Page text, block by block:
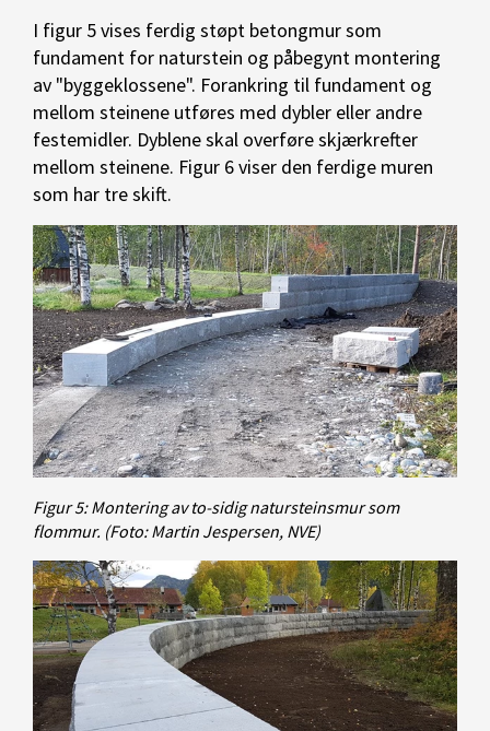
I figur 5 vises ferdig støpt betongmur som
fundament for naturstein og påbegynt montering
av "byggeklossene". Forankring til fundament og
mellom steinene utføres med dybler eller andre
festemidler. Dyblene skal overføre skjærkrefter
mellom steinene. Figur 6 viser den ferdige muren
som har tre skift.
Figur 5: Montering av to-sidig natursteinsmur som
flommur. (Foto: Martin Jespersen, NVE)